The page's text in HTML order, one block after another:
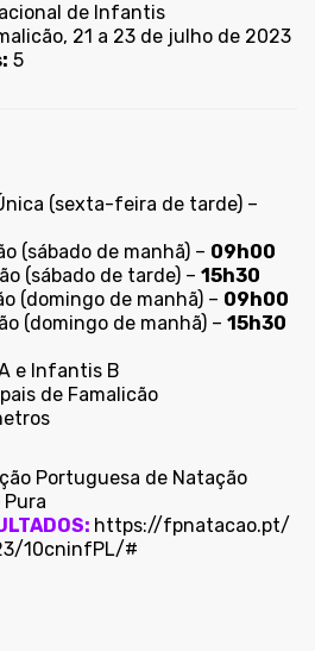
de Infantis
21 a 23 de julho de 2023
5
(sexta-feira de tarde) –
(sábado de manhã) – 09h00
(sábado de tarde) – 15h30
(domingo de manhã) – 09h00
(domingo de manhã) – 15h30
e Infantis B
de Famalicão
Portuguesa de Natação
Pura
https://fpnatacao.pt/
10cninfPL/#